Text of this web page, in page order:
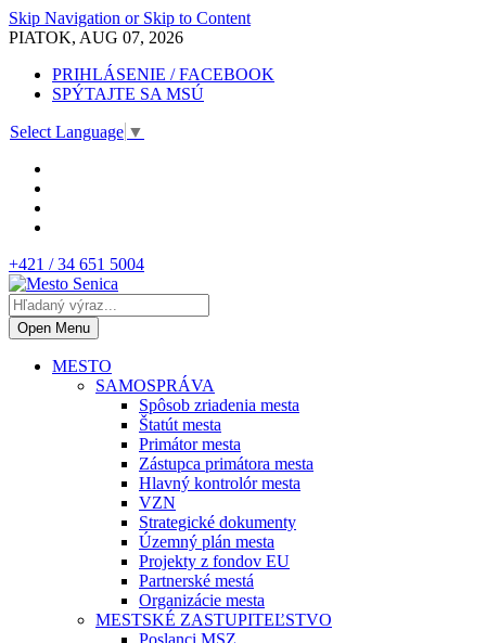
Skip Navigation or Skip to Content
PIATOK, AUG 07, 2026
PRIHLÁSENIE / FACEBOOK
SPÝTAJTE SA MSÚ
Select Language ▼
+421 / 34 651 5004
Open Menu
MESTO
SAMOSPRÁVA
Spôsob zriadenia mesta
Štatút mesta
Primátor mesta
Zástupca primátora mesta
Hlavný kontrolór mesta
VZN
Strategické dokumenty
Územný plán mesta
Projekty z fondov EU
Partnerské mestá
Organizácie mesta
MESTSKÉ ZASTUPITEĽSTVO